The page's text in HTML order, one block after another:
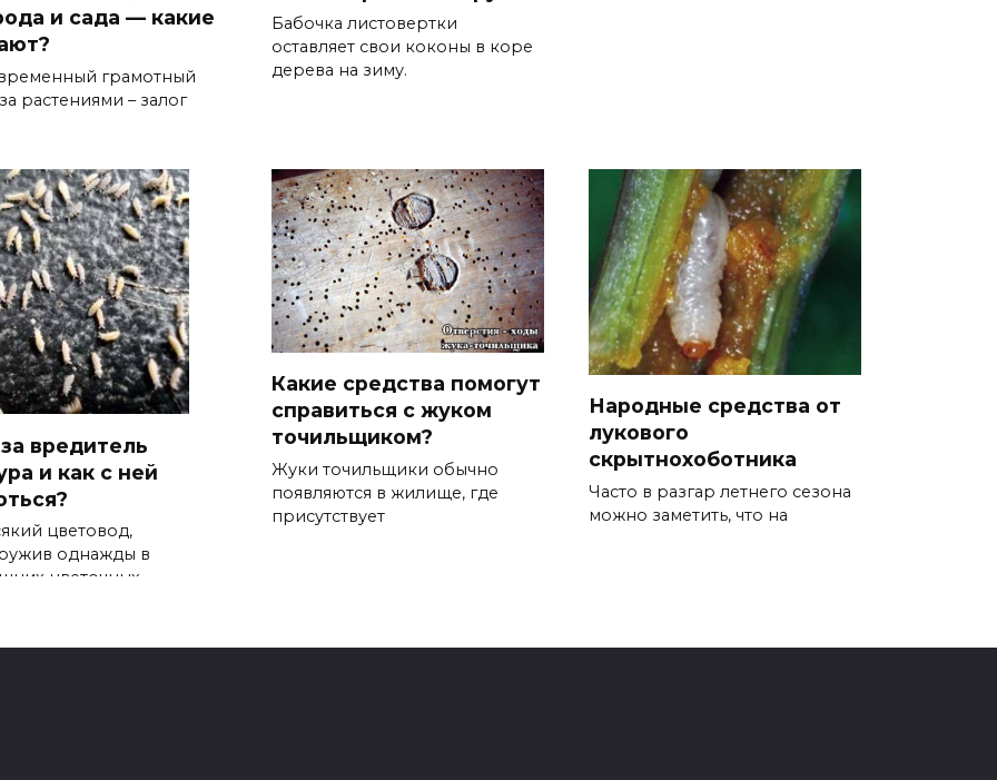
и сада — какие
грамотный
растениями – залог
Бабочка листовертки
оставляет свои коконы в коре
дерева на зиму.
вредитель
и как с ней
цветовод,
однажды в
цветочных
Какие средства помогут
справиться с жуком
точильщиком?
Жуки точильщики обычно
появляются в жилище, где
присутствует
Народные средства от
лукового
скрытнохоботника
Часто в разгар летнего сезона
можно заметить, что на